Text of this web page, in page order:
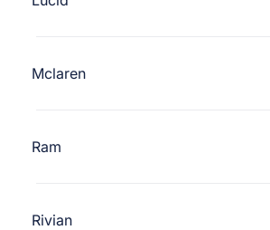
Mclaren
Ram
Rivian